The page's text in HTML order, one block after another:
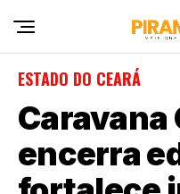
ESTADO DO CEARÁ
Caravana
encerra